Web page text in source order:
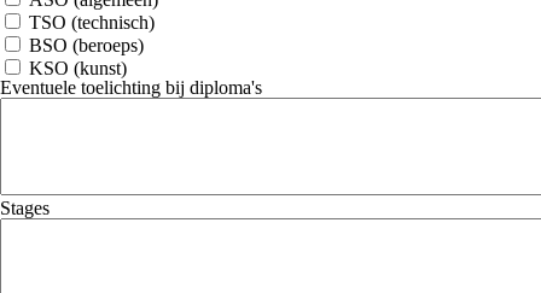
TSO (technisch)
BSO (beroeps)
KSO (kunst)
Eventuele toelichting bij diploma's
Stages